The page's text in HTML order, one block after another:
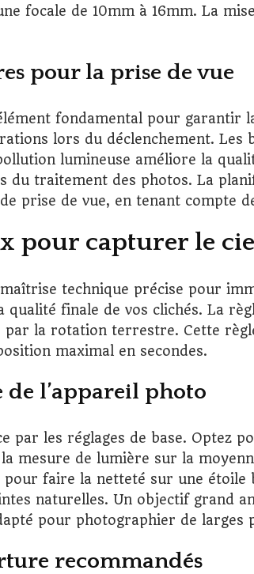
focale de 10mm à 16mm. La
pour la prise de vue
fondamental pour garantir
lors du déclenchement.
lumineuse améliore la
traitement des photos. La
prise de vue, en tenant compte
pour capturer le
technique précise pour
finale de vos clichés. La
par la rotation terrestre. Cette
maximal en secondes.
l’appareil photo
par les réglages de base. Optez
mesure de lumière sur la
faire la netteté sur une étoile
naturelles. Un objectif grand
pour photographier de larges
recommandés